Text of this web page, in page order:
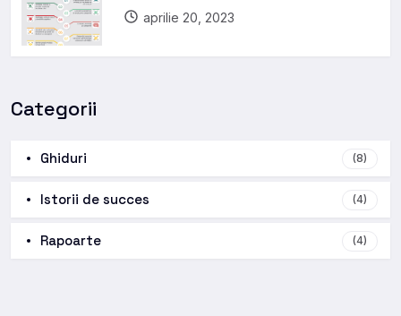
aprilie 20, 2023
Categorii
Ghiduri (8)
Istorii de succes (4)
Rapoarte (4)